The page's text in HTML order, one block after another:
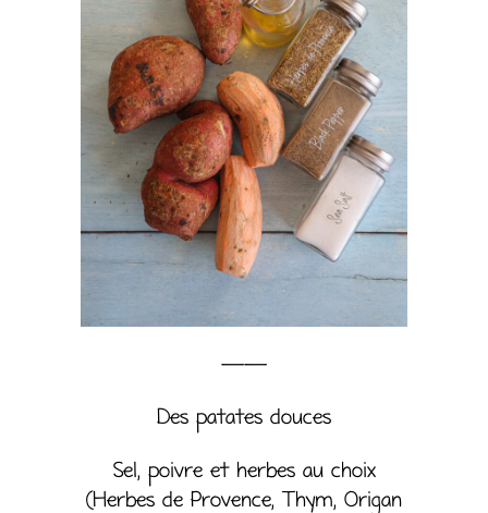
——
Des patates douces
Sel, poivre et herbes au choix
(Herbes de Provence, Thym, Origan